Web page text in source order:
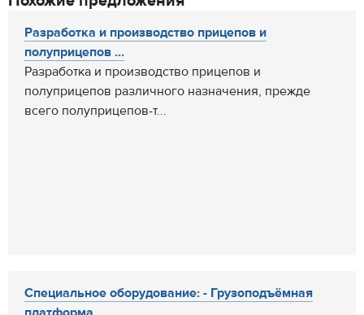
Разработка и производство прицепов и
полуприцепов ...
Разработка и производство прицепов и
полуприцепов различного назначения, прежде
всего полуприцепов-т...
Специальное оборудование: - Грузоподъёмная